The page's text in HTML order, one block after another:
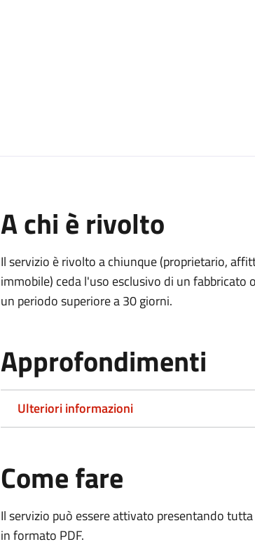
A chi è rivolto
Il servizio è rivolto a chiunque (proprietario,
immobile) ceda l'uso esclusivo di un fabbricato
un periodo superiore a 30 giorni.
Approfondimenti
Ulteriori informazioni
Come fare
Il servizio può essere attivato presentando
in formato PDF.